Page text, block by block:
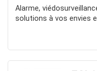
Alarme,
solutions à vos envies